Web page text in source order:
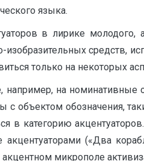
языка.
в лирике
средств,
только на некоторых
на номинативные
с объектом обозначения,
в категорию
(«Два
микрополе